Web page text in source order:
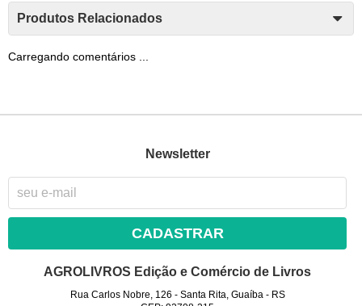
Produtos Relacionados
Carregando comentários ...
Newsletter
CADASTRAR
AGROLIVROS Edição e Comércio de Livros
Rua Carlos Nobre, 126 - Santa Rita, Guaíba- RS